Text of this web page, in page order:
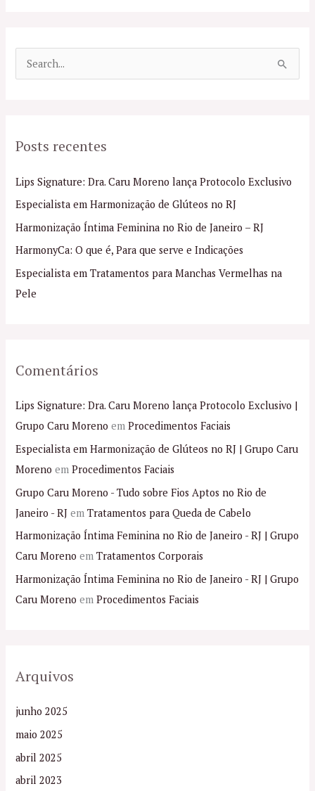
u
s
a
r
p
o
r
Posts recentes
Lips Signature: Dra. Caru Moreno lança Protocolo Exclusivo
Especialista em Harmonização de Glúteos no RJ
Harmonização Íntima Feminina no Rio de Janeiro – RJ
HarmonyCa: O que é, Para que serve e Indicações
Especialista em Tratamentos para Manchas Vermelhas na
Pele
Comentários
Lips Signature: Dra. Caru Moreno lança Protocolo Exclusivo |
Grupo Caru Moreno emProcedimentos Faciais
Especialista em Harmonização de Glúteos no RJ | Grupo Caru
Moreno emProcedimentos Faciais
Grupo Caru Moreno - Tudo sobre Fios Aptos no Rio de
Janeiro - RJ emTratamentos para Queda de Cabelo
Harmonização Íntima Feminina no Rio de Janeiro - RJ | Grupo
Caru Moreno emTratamentos Corporais
Harmonização Íntima Feminina no Rio de Janeiro - RJ | Grupo
Caru Moreno emProcedimentos Faciais
Arquivos
junho 2025
maio 2025
abril 2025
abril 2023